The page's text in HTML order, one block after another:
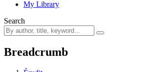
My Library
Search
Breadcrumb